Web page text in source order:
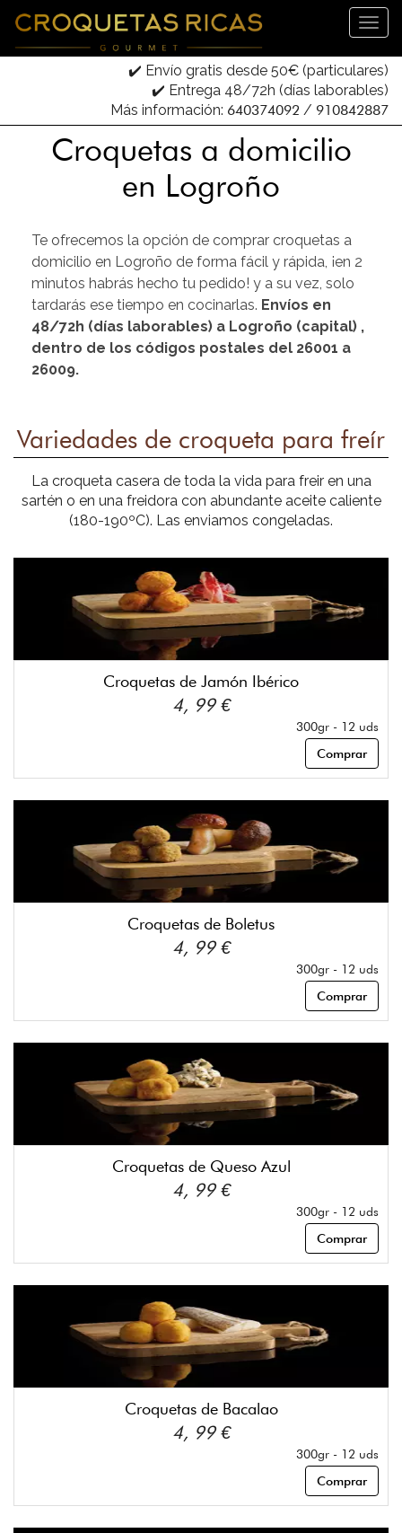
✔️ Envío gratis desde 50€ (particulares)
✔️ Entrega 48/72h (días laborables)
Más información: 640374092 / 910842887
Croquetas a domicilio
en Logroño
Te ofrecemos la opción de comprar croquetas a
domicilio en Logroño de forma fácil y rápida, ¡en 2
minutos habrás hecho tu pedido! y a su vez, solo
tardarás ese tiempo en cocinarlas. Envíos en
48/72h (días laborables) a Logroño (capital) ,
dentro de los códigos postales del 26001 a
26009.
Variedades de croqueta para freír
La croqueta casera de toda la vida para freir en una
sartén o en una freidora con abundante aceite caliente
(180-190ºC). Las enviamos congeladas.
Croquetas de Jamón Ibérico
4, 99 €
300gr - 12 uds
Comprar
Croquetas de Boletus
4, 99 €
300gr - 12 uds
Comprar
Croquetas de Queso Azul
4, 99 €
300gr - 12 uds
Comprar
Croquetas de Bacalao
4, 99 €
300gr - 12 uds
Comprar